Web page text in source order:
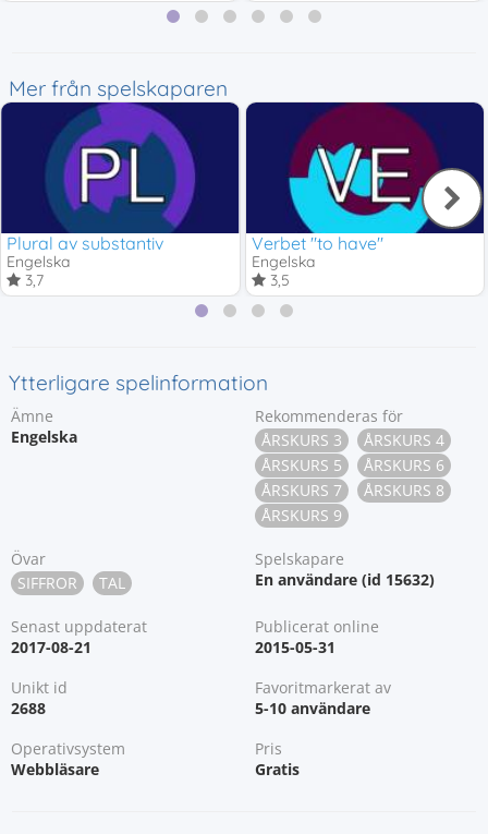
Mer från spelskaparen
Plural av substantiv
Engelska
3,7
Verbet "to have"
Engelska
3,5
Ytterligare spelinformation
Ämne
Engelska
Rekommenderas för
ÅRSKURS 3
ÅRSKURS 4
ÅRSKURS 5
ÅRSKURS 6
ÅRSKURS 7
ÅRSKURS 8
ÅRSKURS 9
Övar
SIFFROR
TAL
Spelskapare
En användare (id 15632)
Senast uppdaterat
2017-08-21
Publicerat online
2015-05-31
Unikt id
2688
Favoritmarkerat av
5-10 användare
Operativsystem
Webbläsare
Pris
Gratis